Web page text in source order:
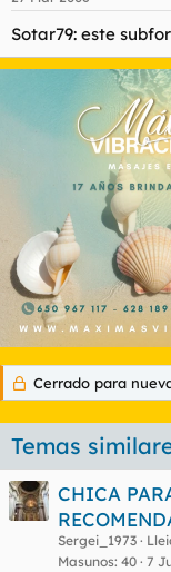
Sotar79: este
Cerrado para
Temas
CHICA
Sergei_1973
Masunos 40 7